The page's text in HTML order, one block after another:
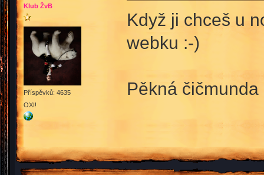
Klub ŽvB
Příspěvků: 4635
OXI!
Když ji chceš u
webku :-)
Pěkná čičmunda